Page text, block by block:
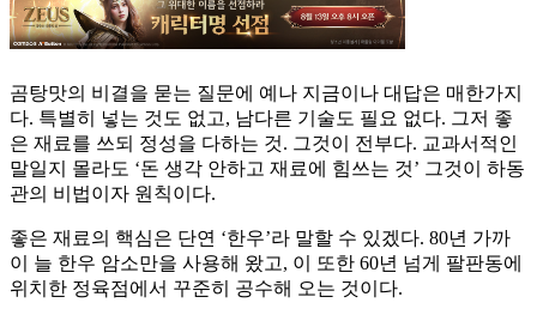
곰탕맛의 비결을 묻는 질문에 예나 지금이나 대답은 매한가지
다. 특별히 넣는 것도 없고, 남다른 기술도 필요 없다. 그저 좋
은 재료를 쓰되 정성을 다하는 것. 그것이 전부다. 교과서적인
말일지 몰라도 ‘돈 생각 안하고 재료에 힘쓰는 것’ 그것이 하동
관의 비법이자 원칙이다.
좋은 재료의 핵심은 단연 ‘한우’라 말할 수 있겠다. 80년 가까
이 늘 한우 암소만을 사용해 왔고, 이 또한 60년 넘게 팔판동에
위치한 정육점에서 꾸준히 공수해 오는 것이다.